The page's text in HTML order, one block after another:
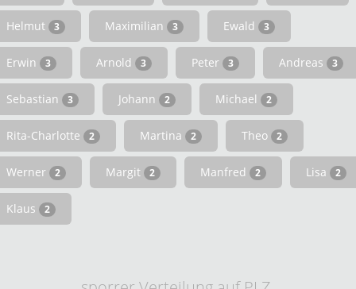
Helmut 3 Maximilian 3 Ewald 3
Erwin 3 Arnold 3 Peter 3 Andreas 3
Sebastian 3 Johann 2 Michael 2
Rita-Charlotte 2 Martina 2 Theo 2
Werner 2 Margit 2 Manfred 2 Lisa 2
Klaus 2